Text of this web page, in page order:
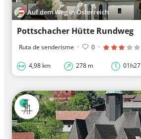
Auf dem Weg in Österreich
Pottschacher Hütte Rundweg
Ruta de senderisme · 0 ·
4,98 km 278 m 01h27